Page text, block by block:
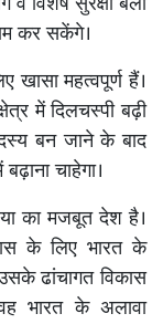
कर सकेंगे।
खासा महत्वपूर्ण हैं।
में दिलचस्पी बढ़ी
बन जाने के बाद
चाहेगा।
का मजबूत देश है।
के लिए भारत के
ढांचागत विकास
भारत के अलावा